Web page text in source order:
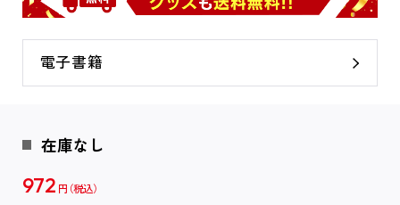
電子書籍
在庫なし
972 円